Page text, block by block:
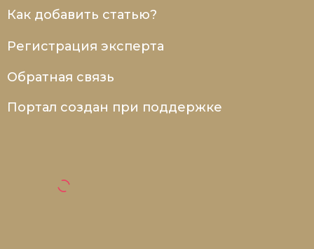
Как добавить статью?
Регистрация эксперта
Обратная связь
Портал создан при поддержке